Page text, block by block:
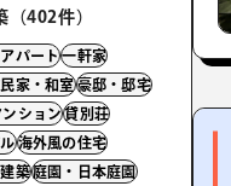
（402件）
パート一軒家
家・和室豪邸・邸宅
ション貸別荘
海外風の住宅
築庭園・日本庭園